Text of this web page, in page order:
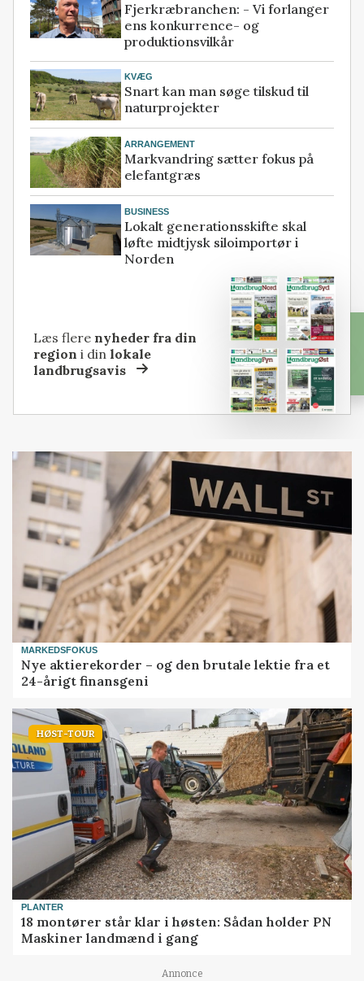
Fjerkræbranchen: - Vi forlanger
ens konkurrence- og
produktionsvilkår
KVÆG
Snart kan man søge tilskud til
naturprojekter
ARRANGEMENT
Markvandring sætter fokus på
elefantgræs
BUSINESS
Lokalt generationsskifte skal
løfte midtjysk siloimportør i
Norden
Læs flere nyheder fra din
region i dinlokale
landbrugsavis
MARKEDSFOKUS
Nye aktierekorder – og den brutale lektie fra et
24-årigt finansgeni
HØST-TOUR
PLANTER
18 montører står klar i høsten: Sådan holder PN
Maskiner landmænd i gang
Annonce